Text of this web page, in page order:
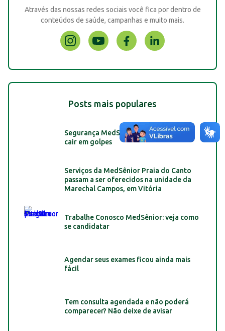
Através das nossas redes sociais você fica por dentro de
conteúdos de saúde, campanhas e muito mais.
Posts mais populares
Segurança MedSênior: dicas para não
cair em golpes
Serviços da MedSênior Praia do Canto
passam a ser oferecidos na unidade da
Marechal Campos, em Vitória
Trabalhe Conosco MedSênior: veja como
se candidatar
Agendar seus exames ficou ainda mais
fácil
Tem consulta agendada e não poderá
comparecer? Não deixe de avisar